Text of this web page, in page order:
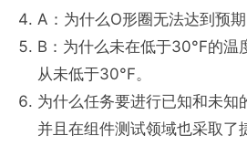
A：为什么O形圈无法达到预
B：为什么未在低于30°F的温
从未低于30°F。
为什么任务要进行已知和未知
并且在组件测试领域也采取